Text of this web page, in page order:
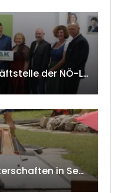
Eröffnung der Geschäftstelle der NÖ-Landarbeiterkammer in Mistelbach w4tv174
Minigolf Staatsmeisterschaften in Seefeld-Kadolz w4tv174